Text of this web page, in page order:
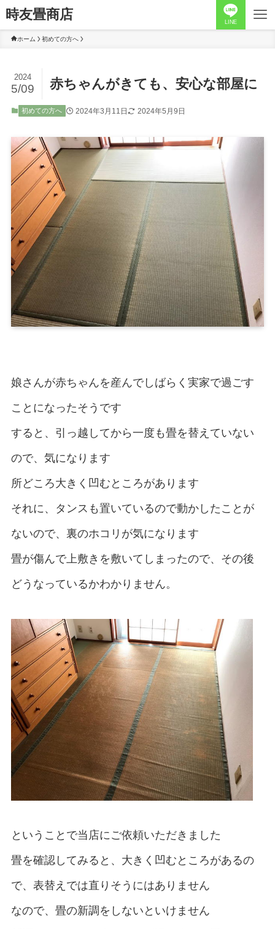
時友畳商店 LINE
ホーム 初めての方へ
赤ちゃんがきても、安心な部屋に
2024
5/09
初めての方へ 2024年3月11日 2024年5月9日
娘さんが赤ちゃんを産んでしばらく実家で過ごす
ことになったそうです
すると、引っ越してから一度も畳を替えていない
ので、気になります
所どころ大きく凹むところがあります
それに、タンスも置いているので動かしたことが
ないので、裏のホコリが気になります
畳が傷んで上敷きを敷いてしまったので、その後
どうなっているかわかりません。
ということで当店にご依頼いただきました
畳を確認してみると、大きく凹むところがあるの
で、表替えでは直りそうにはありません
なので、畳の新調をしないといけません